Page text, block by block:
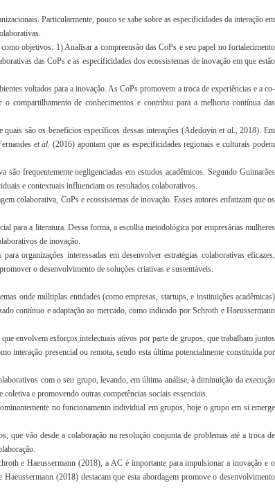
Particularmente, pouco se sabe sobre as especificidades da interação em
objetivos: 1) Analisar a compreensão das CoPs e seu papel no fortalecimento
das CoPs e as especificidades dos ecossistemas de inovação em que estão
voltados para a inovação. As CoPs promovem a troca de experiências e a co-
compartilhamento de conhecimentos e contribui para a melhoria contínua das
quais são os benefícios específicos dessas interações (Adedoyinet al., 2018). Em
et al. (2016) apontam que as especificidades regionais e culturais podem
frequentemente negligenciadas em estudos acadêmicos. Segundo Guimarães
e contextuais influenciam os resultados colaborativos.
colaborativa, CoPs e ecossistemas de inovação. Esses autores enfatizam que os
para a literatura. Dessa forma, a escolha metodológica por empresárias mulheres
de inovação.
organizações interessadas em desenvolver estratégias colaborativas eficazes,
o desenvolvimento de soluções criativas e sustentáveis.
onde múltiplas entidades (como empresas, startups, e instituições acadêmicas)
contínuo e adaptação ao mercado, como indicado por Schroth e Haeussermann
envolvem esforços intelectuais ativos por parte de grupos, que trabalham juntos
interação presencial ou remota, sendo esta última potencialmente constituída por
com o seu grupo, levando, em última análise, à diminuição da execução
e promovendo outras competências sociais essenciais.
no funcionamento individual em grupos, hoje o grupo em si emerge
vão desde a colaboração na resolução conjunta de problemas até a troca de
e Haeussermann (2018), a AC é importante para impulsionar a inovação e o
(2018) destacam que esta abordagem promove o desenvolvimento